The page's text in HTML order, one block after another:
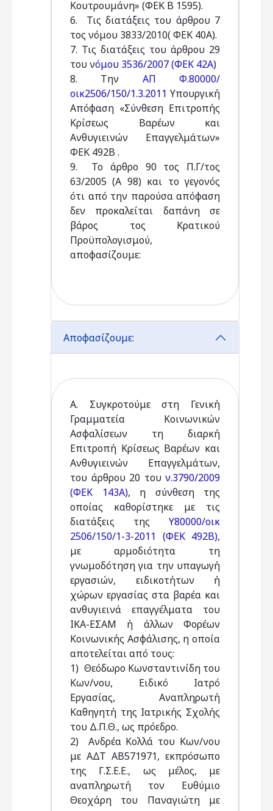
Κουτρουμάνη» (ΦΕΚ Β 1595).
6. Τις διατάξεις του άρθρου 7
τος νόμου 3833/2010( ΦΕΚ 40Α).
7. Τις διατάξεις του άρθρου 29
του νόμου 3536/2007 (ΦΕΚ 42Α)
8. Την ΑΠ Φ.80000/
οικ2506/150/1.3.2011 Υπουργική
Απόφαση «Σύνθεση Επιτροπής
Κρίσεως Βαρέων και
Ανθυγιεινών Επαγγελμάτων»
ΦΕΚ 492Β .
9. Το άρθρο 90 τος Π.Γ/τος
63/2005 (A 98) και το γεγονός
ότι από την παρούσα απόφαση
δεν προκαλείται δαπάνη σε
βάρος τος Κρατικού
Προϋπολογισμού,
αποφασίζουμε:
Αποφασίζουμε:
Α. Συγκροτούμε στη Γενική
Γραμματεία Κοινωνικών
Ασφαλίσεων τη διαρκή
Επιτροπή Κρίσεως Βαρέων και
Ανθυγιεινών Επαγγελμάτων,
του άρθρου 20 του ν.3790/2009
(ΦΕΚ 143Α), η σύνθεση της
οποίας καθορίστηκε με τις
διατάξεις της Υ80000/οικ
2506/150/1-3-2011 (ΦΕΚ 492Β),
με αρμοδιότητα τη
γνωμοδότηση για την υπαγωγή
εργασιών, ειδικοτήτων ή
χώρων εργασίας στα βαρέα και
ανθυγιεινά επαγγέλματα του
ΙΚΑ-ΕΣΑΜ ή άλλων Φορέων
Κοινωνικής Ασφάλισης, η οποία
αποτελείται από τους:
1) Θεόδωρο Κωνσταντινίδη του
Κων/νου, Ειδικό Ιατρό
Εργασίας, Αναπληρωτή
Καθηγητή της Ιατρικής Σχολής
του Δ.Π.Θ., ως πρόεδρο.
2) Ανδρέα Κολλά του Κων/νου
με ΑΔΤ ΑΒ571971, εκπρόσωπο
της Γ.Σ.Ε.Ε., ως μέλος, με
αναπληρωτή τον Ευθύμιο
Θεοχάρη του Παναγιώτη με